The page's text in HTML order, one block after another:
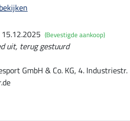
15.12.2025 (Bevestigde aankoop)
uit, terug gestuurd
GmbH & Co. KG, 4.